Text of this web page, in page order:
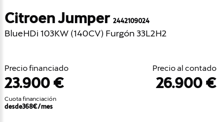
Citroen Jumper 2442109024
BlueHDi 103KW (140CV) Furgón 33L2H2
Precio financiado
23.900 €
Cuota financiación
desde368€/mes
Precio al contado
26.900 €